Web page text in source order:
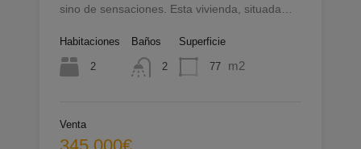
sino de sensaciones. Esta vivienda, situada…
Habitaciones
2
Baños
2
Superficie
77 m2
Venta